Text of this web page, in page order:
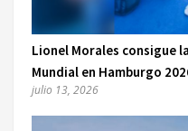
Lionel Morales consigue
Mundial en Hamburgo
julio 13, 2026